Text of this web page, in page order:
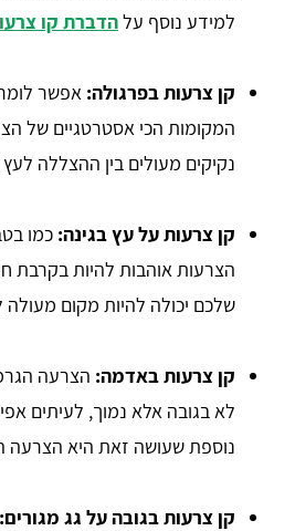
למידע נוסף עלהדברת קו
קן צרעות בפרגולה: אפשר
המקומות הכי אסטרטגיים של
נקיקים מעולים בין ההצללה
קן צרעות על עץ בגינה: כמו
הצרעות אוהבות להיות בקרבת
שלכם יכולה להיות מקום מעולה
קן צרעות באדמה: הצרעה
לא בגובה אלא נמוך, לעיתים
נוספת שעושה זאת היא הצרעה
קן צרעות בגובה על גג מגורים: